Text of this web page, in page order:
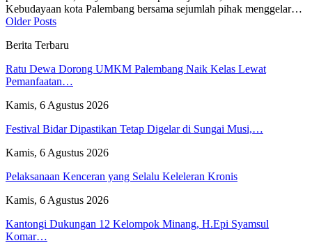
Kebudayaan kota Palembang bersama sejumlah pihak menggelar…
Older Posts
Berita Terbaru
Ratu Dewa Dorong UMKM Palembang Naik Kelas Lewat
Pemanfaatan…
Kamis, 6 Agustus 2026
Festival Bidar Dipastikan Tetap Digelar di Sungai Musi,…
Kamis, 6 Agustus 2026
Pelaksanaan Kenceran yang Selalu Keleleran Kronis
Kamis, 6 Agustus 2026
Kantongi Dukungan 12 Kelompok Minang, H.Epi Syamsul
Komar…